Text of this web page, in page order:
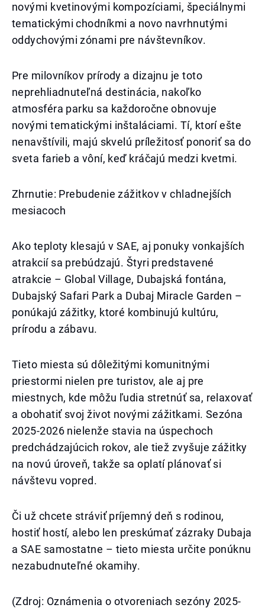
novými kvetinovými kompozíciami, špeciálnymi
tematickými chodníkmi a novo navrhnutými
oddychovými zónami pre návštevníkov.
Pre milovníkov prírody a dizajnu je toto
neprehliadnuteľná destinácia, nakoľko
atmosféra parku sa každoročne obnovuje
novými tematickými inštaláciami. Tí, ktorí ešte
nenavštívili, majú skvelú príležitosť ponoriť sa do
sveta farieb a vôní, keď kráčajú medzi kvetmi.
Zhrnutie: Prebudenie zážitkov v chladnejších
mesiacoch
Ako teploty klesajú v SAE, aj ponuky vonkajších
atrakcií sa prebúdzajú. Štyri predstavené
atrakcie – Global Village, Dubajská fontána,
Dubajský Safari Park a Dubaj Miracle Garden –
ponúkajú zážitky, ktoré kombinujú kultúru,
prírodu a zábavu.
Tieto miesta sú dôležitými komunitnými
priestormi nielen pre turistov, ale aj pre
miestnych, kde môžu ľudia stretnúť sa, relaxovať
a obohatiť svoj život novými zážitkami. Sezóna
2025-2026 nielenže stavia na úspechoch
predchádzajúcich rokov, ale tiež zvyšuje zážitky
na novú úroveň, takže sa oplatí plánovať si
návštevu vopred.
Či už chcete stráviť príjemný deň s rodinou,
hostiť hostí, alebo len preskúmať zázraky Dubaja
a SAE samostatne – tieto miesta určite ponúknu
nezabudnuteľné okamihy.
(Zdroj: Oznámenia o otvoreniach sezóny 2025-